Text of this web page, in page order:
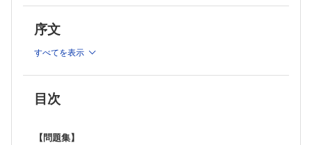
A問題 医学各論（75問）：一般各論（15問），臨床各論（60問）
B問題 必修の基本的事項（50問）：必修一般（25問），必修臨床（15
C問題 医学総論/長文問題（75問）：一般総論（34問），臨床総論（25
E問題 必修の基本的事項（50問）：必修一般（25問），必修臨床（15
問），必修長文（10問）
問），長文問題（15問），計算問題（1問）
載。
※本製品はPCでの閲覧も可能です。
製品のご購入後、「購入済ライセンス一覧」より、オンライン環
境で閲覧可能なPDF版をご覧いただけます。詳細は
ファイル容量が大きいため、ご利用環境によっては、データのロ
ードに時間を要します場合がございます。ご了承ください。
序文
すべてを表示
目次
【問題集】